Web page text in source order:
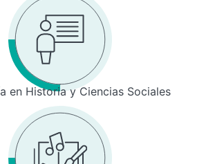
en Historia y Ciencias Sociales